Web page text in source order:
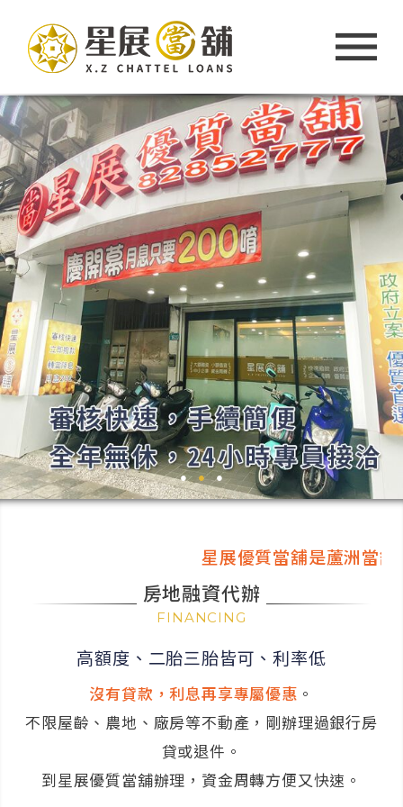
● ● ●
星展優質當舖是蘆洲當舖最
房地融資代辦
FINANCING
高額度、二胎三胎皆可、利率低
沒有貸款，利息再享專屬優惠 。
不限屋齡、農地、廠房等不動產，剛辦理過銀行房
貸或退件。
到星展優質當舖辦理，資金周轉方便又快速。